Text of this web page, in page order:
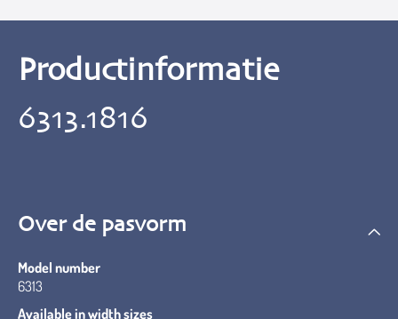
Productinformatie
6313.1816
Over de pasvorm
Model number
6313
Available in width sizes